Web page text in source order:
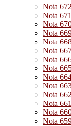
Nota
Nota
Nota
Nota
Nota
Nota
Nota
Nota
Nota
Nota
Nota
Nota
Nota
Nota